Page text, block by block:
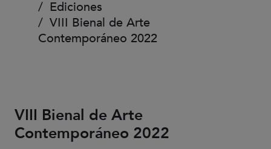
Ediciones
VIII Bienal de Arte
Contemporáneo 2022
VIII Bienal de Arte
Contemporáneo 2022